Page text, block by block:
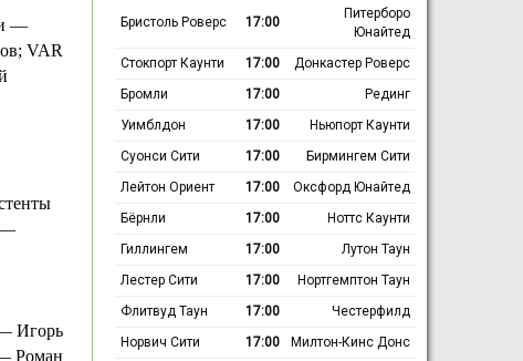
—
VAR
—
Игорь
Роман
Бристоль Роверс 17:00
Питерборо
Юнайтед
Стокпорт Каунти
17:00
Донкастер Роверс
Бромли
17:00
Рединг
Уимблдон
17:00
Ньюпорт Каунти
Суонси Сити
17:00
Бирмингем Сити
Лейтон Ориент
17:00
Оксфорд Юнайтед
Бёрнли
17:00
Ноттс Каунти
Гиллингем
17:00
Лутон Таун
Лестер Сити
17:00
Нортгемптон Таун
Флитвуд Таун
17:00
Честерфилд
Норвич Сити
17:00
Милтон-Кинс Донс